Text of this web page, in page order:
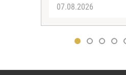
07.08.2026